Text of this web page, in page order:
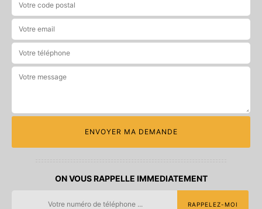
ON VOUS RAPPELLE IMMEDIATEMENT